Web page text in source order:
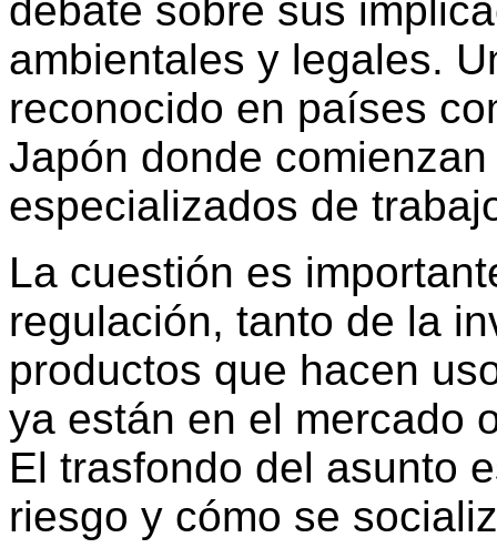
debate sobre sus
ambientales y legales.
reconocido en países
Japón donde
especializados de
La cuestión es
regulación, tanto de la
productos que hacen
ya están en el mercado
El trasfondo del asunto
riesgo y cómo se